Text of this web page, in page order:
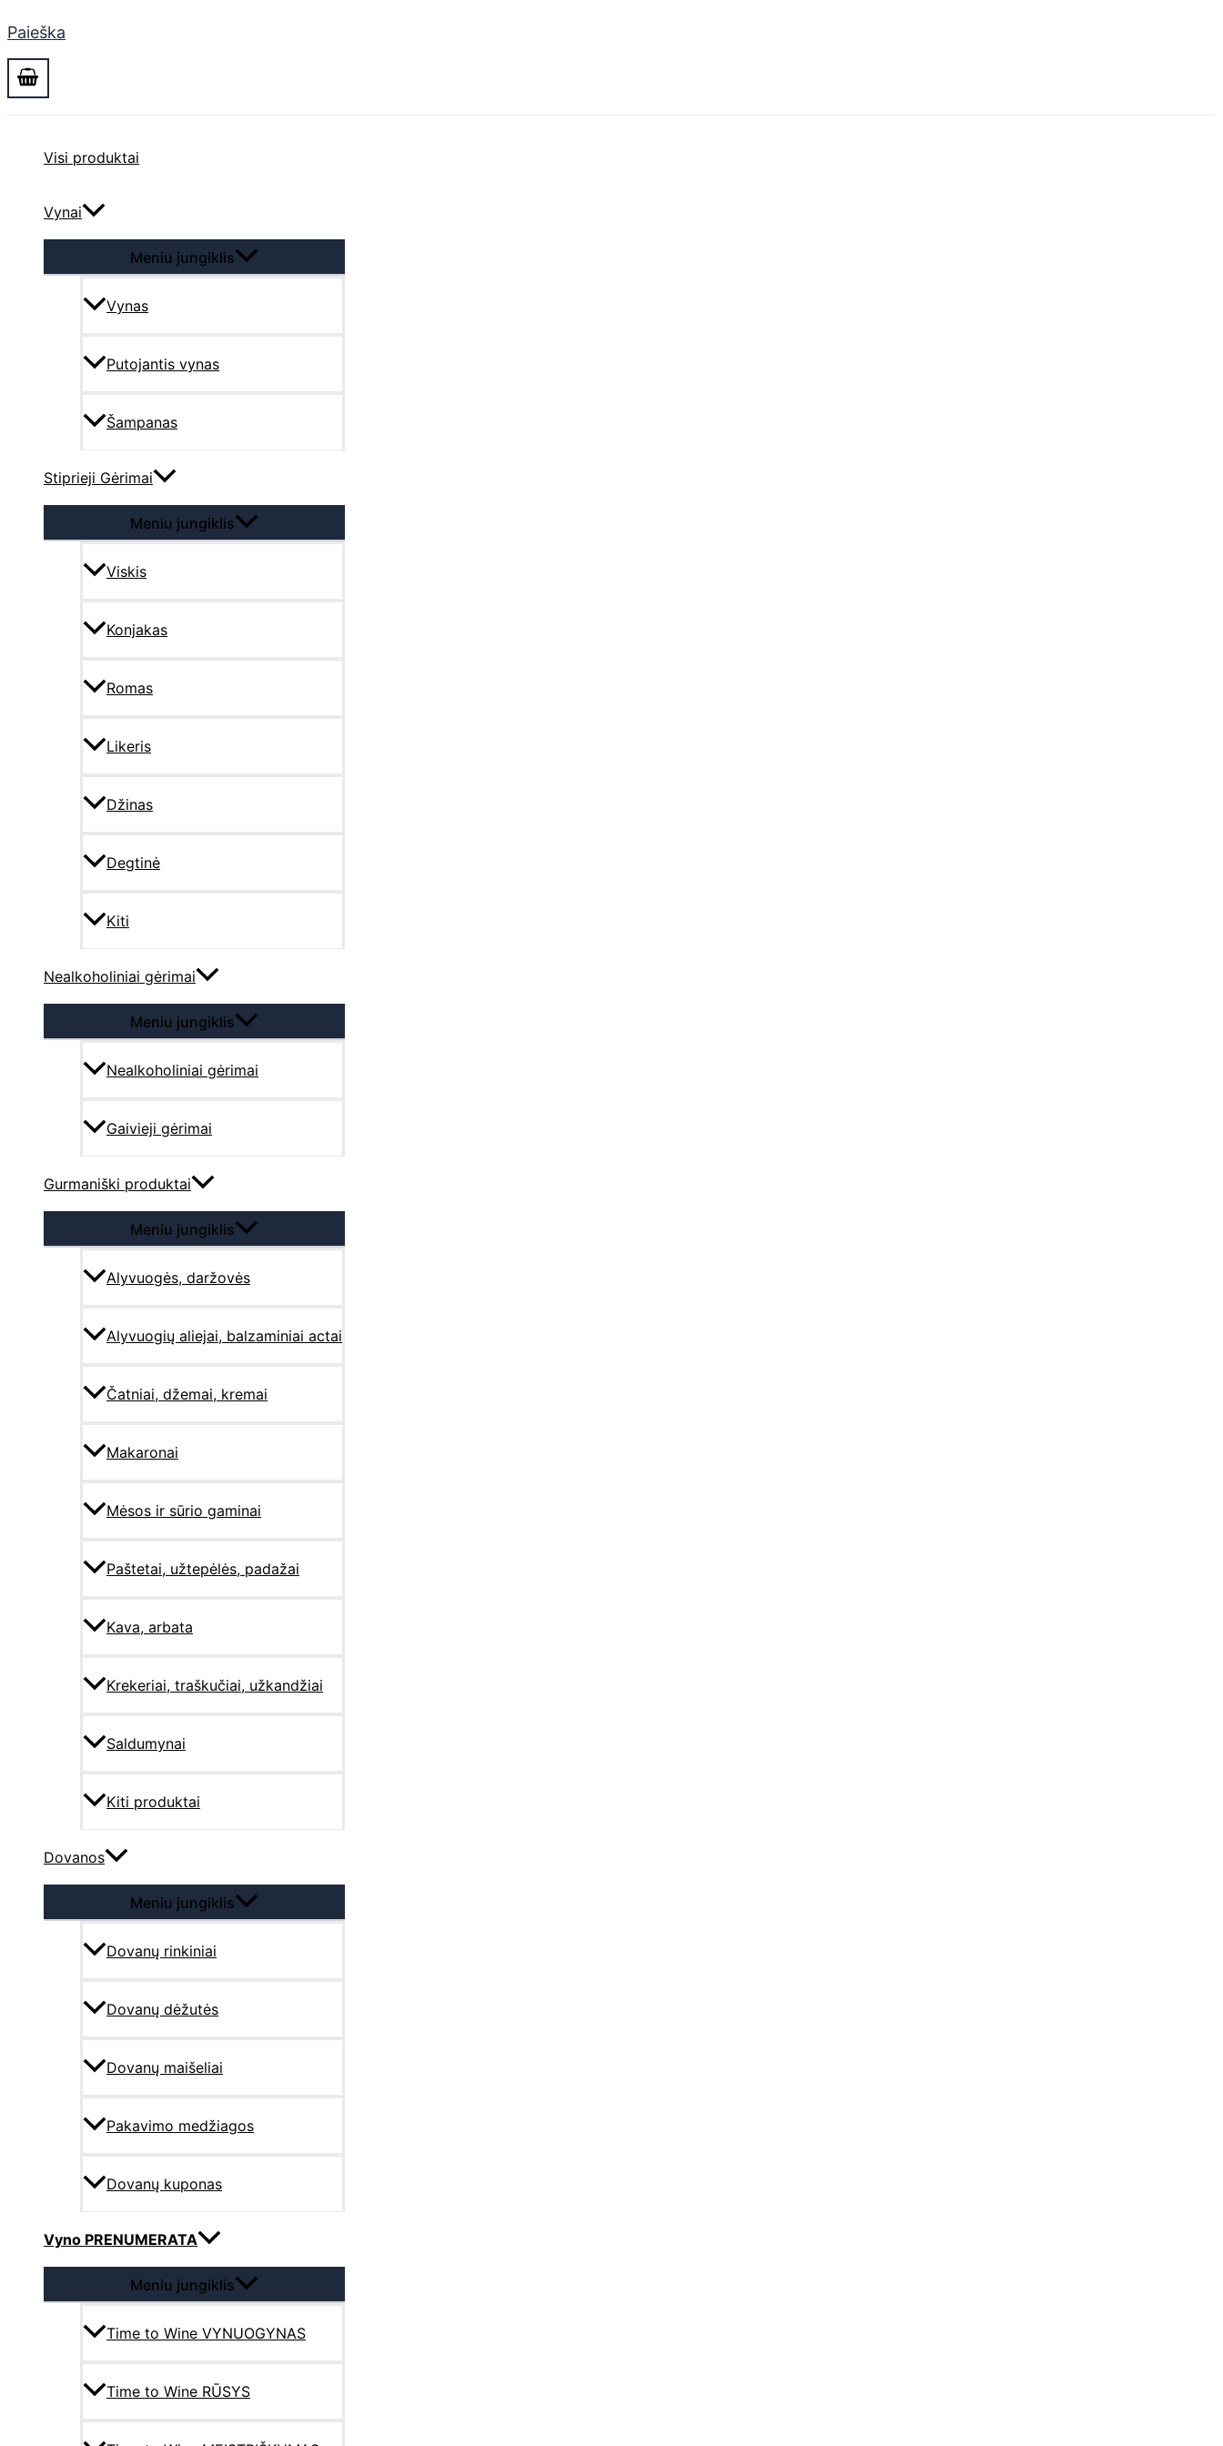
Paieška
Visi produktai
Vynai
Meniu jungiklis
Vynas
Putojantis vynas
Šampanas
Stiprieji Gėrimai
Meniu jungiklis
Viskis
Konjakas
Romas
Likeris
Džinas
Degtinė
Kiti
Nealkoholiniai gėrimai
Meniu jungiklis
Nealkoholiniai gėrimai
Gaivieji gėrimai
Gurmaniški produktai
Meniu jungiklis
Alyvuogės, daržovės
Alyvuogių aliejai, balzaminiai actai
Čatniai, džemai, kremai
Makaronai
Mėsos ir sūrio gaminai
Paštetai, užtepėlės, padažai
Kava, arbata
Krekeriai, traškučiai, užkandžiai
Saldumynai
Kiti produktai
Dovanos
Meniu jungiklis
Dovanų rinkiniai
Dovanų dėžutės
Dovanų maišeliai
Pakavimo medžiagos
Dovanų kuponas
Vyno PRENUMERATA
Meniu jungiklis
Time to Wine VYNUOGYNAS
Time to Wine RŪSYS